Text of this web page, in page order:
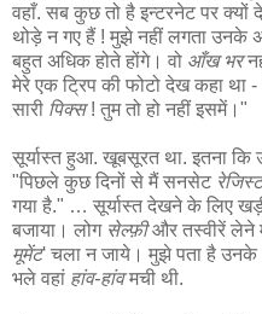
वहाँ. सब कुछ तो है इन्टरनेट पर
थोड़े न गए हैं ! मुझे नहीं लगता उनके
बहुत अधिक होते होंगे। वो आँख भर
मेरे एक ट्रिप की फोटो देख कहा था
सारी पिक्स! तुम तो हो नहीं इसमें।"
सूर्यास्त हुआ. खूबसूरत था. इतना
"पिछले कुछ दिनों से मैं सनसेट रेजिस्ट
गया है." … सूर्यास्त देखने के लिए
बजाया। लोग सेल्फ़ीऔर तस्वीरें लेने
मूमेंट' चला न जाये। मुझे पता है उनके
भले वहां हांव-हांवमची थी.